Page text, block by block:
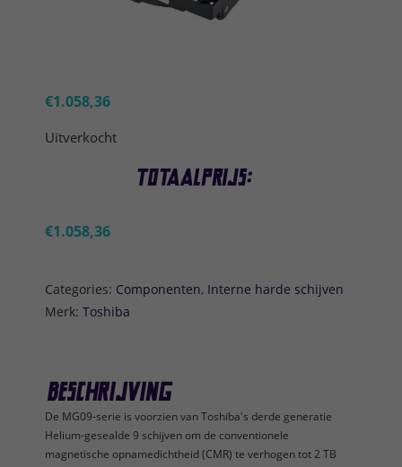
€1.058,36
Uitverkocht
Totaalprijs:
€1.058,36
Categories: Componenten, Interne harde schijven
Merk: Toshiba
Beschrijving
De MG09-serie is voorzien van Toshiba's derde generatie
Helium-gesealde 9 schijven om de conventionele
magnetische opnamedichtheid (CMR) te verhogen tot 2 TB